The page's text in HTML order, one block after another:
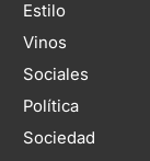
Estilo
Vinos
Sociales
Política
Sociedad